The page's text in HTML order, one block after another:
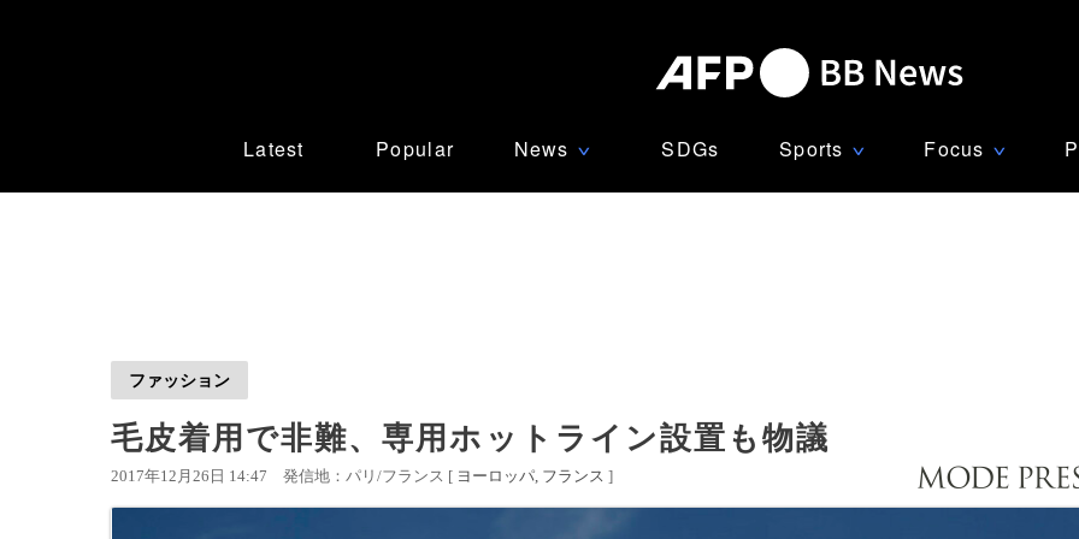
Latest Popular News ∨ SDGs Sports ∨ Focus ∨
ファッション
毛皮着用で非難、専用ホットライン設置も物議
2017年12月26日 14:47 発信地：パリ/フランス [ ヨーロッパ フランス ]